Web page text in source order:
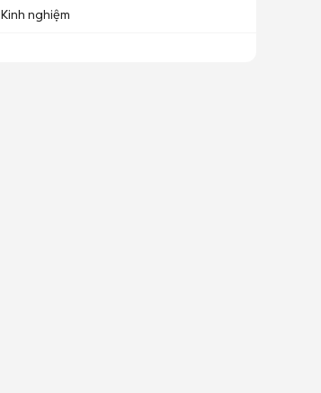
Kinh nghiệm